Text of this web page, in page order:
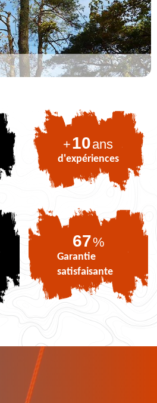
+10ans
d'expériences
82%
Garantie
satisfaisante